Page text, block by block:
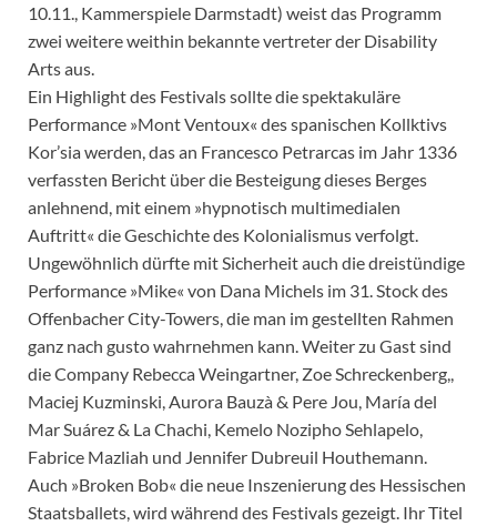
10.11., Kammerspiele Darmstadt) weist das Programm
zwei weitere weithin bekannte vertreter der Disability
Arts aus.
Ein Highlight des Festivals sollte die spektakuläre
Performance »Mont Ventoux« des spanischen Kollktivs
Kor’sia werden, das an Francesco Petrarcas im Jahr 1336
verfassten Bericht über die Besteigung dieses Berges
anlehnend, mit einem »hypnotisch multimedialen
Auftritt« die Geschichte des Kolonialismus verfolgt.
Ungewöhnlich dürfte mit Sicherheit auch die dreistündige
Performance »Mike« von Dana Michels im 31. Stock des
Offenbacher City-Towers, die man im gestellten Rahmen
ganz nach gusto wahrnehmen kann. Weiter zu Gast sind
die Company Rebecca Weingartner, Zoe Schreckenberg,,
Maciej Kuzminski, Aurora Bauzà & Pere Jou, María del
Mar Suárez & La Chachi, Kemelo Nozipho Sehlapelo,
Fabrice Mazliah und Jennifer Dubreuil Houthemann.
Auch »Broken Bob« die neue Inszenierung des Hessischen
Staatsballets, wird während des Festivals gezeigt. Ihr Titel